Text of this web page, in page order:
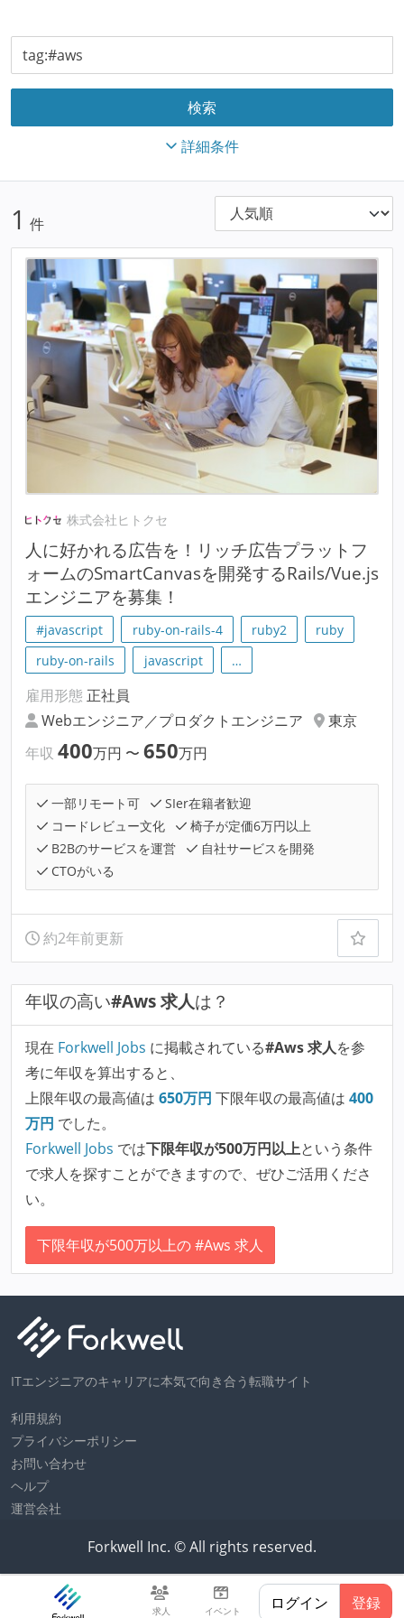
求人 イベント ログイン 登録
詳細条件
1 件
株式会社ヒトクセ
人に好かれる広告を！リッチ広告プラットフ
ォームのSmartCanvasを開発するRails/Vue.js
エンジニアを募集！
#javascript ruby-on-rails-4 ruby2
ruby
ruby-on-rails
javascript …
雇用形態 正社員
Webエンジニア／プロダクトエンジニア
東京
年収 400万円 〜 650万円
一部リモート可
SIer在籍者歓迎
コードレビュー文化
椅子が定価6万円以上
B2Bのサービスを運営
自社サービスを開発
CTOがいる
約2年前更新
年収の高い#Aws 求人は？
現在 Forkwell Jobs に掲載されている#Aws 求人を参
考に年収を算出すると、
上限年収の最高値は 650万円 下限年収の最高値は 400
万円 でした。
Forkwell Jobs では下限年収が500万円以上という条件
で求人を探すことができますので、ぜひご活用くださ
い。
下限年収が500万以上の #Aws 求人
ITエンジニアのキャリアに本気で向き合う転職サイト
利用規約
プライバシーポリシー
お問い合わせ
ヘルプ
運営会社
Forkwell Inc. © All rights reserved.